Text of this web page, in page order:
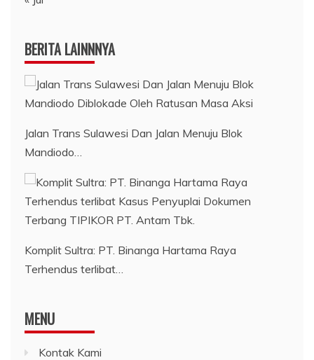
BERITA LAINNNYA
Jalan Trans Sulawesi Dan Jalan Menuju Blok
Mandiodo…
Komplit Sultra: PT. Binanga Hartama Raya
Terhendus terlibat…
MENU
Kontak Kami